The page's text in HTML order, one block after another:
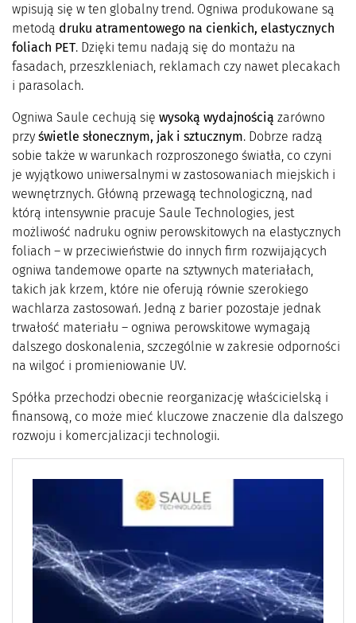
wpisują się w ten globalny trend. Ogniwa produkowane są
metodą druku atramentowego na cienkich, elastycznych
foliach PET. Dzięki temu nadają się do montażu na
fasadach, przeszkleniach, reklamach czy nawet plecakach
i parasolach.
Ogniwa Saule cechują się wysoką wydajnością zarówno
przy świetle słonecznym, jak i sztucznym. Dobrze radzą
sobie także w warunkach rozproszonego światła, co czyni
je wyjątkowo uniwersalnymi w zastosowaniach miejskich i
wewnętrznych. Główną przewagą technologiczną, nad
którą intensywnie pracuje Saule Technologies, jest
możliwość nadruku ogniw perowskitowych na elastycznych
foliach – w przeciwieństwie do innych firm rozwijających
ogniwa tandemowe oparte na sztywnych materiałach,
takich jak krzem, które nie oferują równie szerokiego
wachlarza zastosowań. Jedną z barier pozostaje jednak
trwałość materiału – ogniwa perowskitowe wymagają
dalszego doskonalenia, szczególnie w zakresie odporności
na wilgoć i promieniowanie UV.
Spółka przechodzi obecnie reorganizację właścicielską i
finansową, co może mieć kluczowe znaczenie dla dalszego
rozwoju i komercjalizacji technologii.